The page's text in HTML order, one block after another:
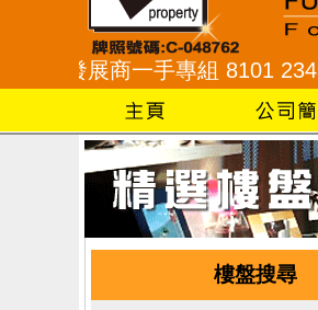
發展商一手專組 8101 2345 /采
樓盤搜尋